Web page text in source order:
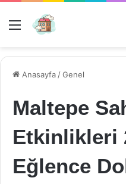
Menü
Anasayfa /Genel
Maltepe
Etkinlikleri
Eğlence